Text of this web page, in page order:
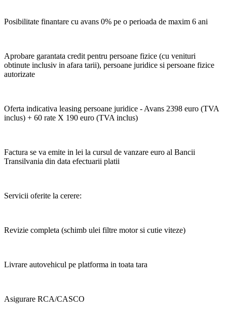
Posibilitate finantare cu avans 0% pe o perioada de maxim 6 ani
Aprobare garantata credit pentru persoane fizice (cu venituri
obtinute inclusiv in afara tarii), persoane juridice si persoane fizice
autorizate
Oferta indicativa leasing persoane juridice - Avans 2398 euro (TVA
inclus) + 60 rate X 190 euro (TVA inclus)
Factura se va emite in lei la cursul de vanzare euro al Bancii
Transilvania din data efectuarii platii
Servicii oferite la cerere:
Revizie completa (schimb ulei filtre motor si cutie viteze)
Livrare autovehicul pe platforma in toata tara
Asigurare RCA/CASCO